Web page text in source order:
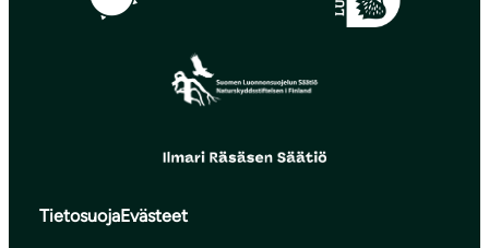
TietosuojaEvästeet